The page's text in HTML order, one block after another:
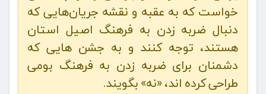
خواست که به عقبه و نقشه جریان‌هایی که
دنبال ضربه زدن به فرهنگ اصیل استان
هستند، توجه کنند و به جشن هایی که
دشمنان برای ضربه زدن به فرهنگ بومی
طراحی کرده اند، «نه» بگویند.